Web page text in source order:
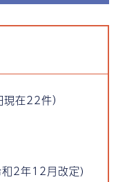
在22件）
和2年12月改定)